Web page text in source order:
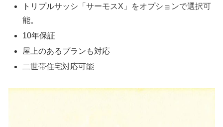
トリプルサッシ「サーモスX」をオプションで選択可
能。
10年保証
屋上のあるプランも対応
二世帯住宅対応可能